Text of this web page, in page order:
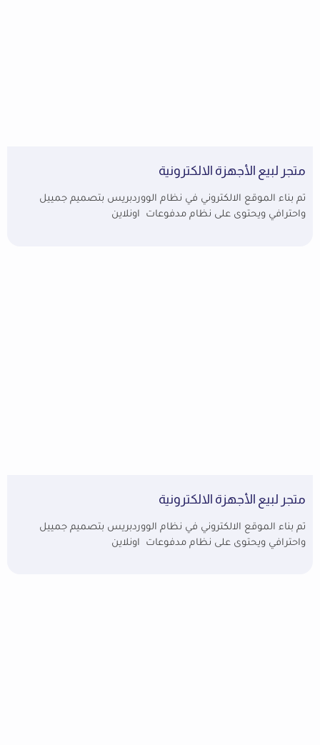
متجر لبيع الأجهزة الالكترونية
تم بناء الموقع الالكتروني في نظام الووردبريس بتصميم جمييل
واحترافي ويحتوى على نظام مدفوعات اونلاين
متجر لبيع الأجهزة الالكترونية
تم بناء الموقع الالكتروني في نظام الووردبريس بتصميم جمييل
واحترافي ويحتوى على نظام مدفوعات اونلاين